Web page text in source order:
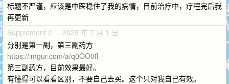
标题不严谨，应该是中医稳住了我的病情，目前治疗中，疗程完后我
再更新
Supplement 2 · 2025 年 7 月 1 日
分别是第一副，第三副药方
https://imgur.com/a/q0OO0fl
第三副药方，目前效果最好。
有懂得可以看看区别，不要自己去买。这个只对我自己有效。